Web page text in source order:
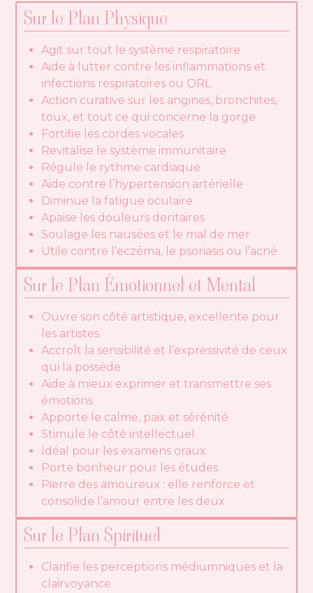
Sur le Plan Physique
Agit sur tout le système respiratoire
Aide à lutter contre les inflammations et
infections respiratoires ou ORL
Action curative sur les angines, bronchites,
toux, et tout ce qui concerne la gorge
Fortifie les cordes vocales
Revitalise le système immunitaire
Régule le rythme cardiaque
Aide contre l’hypertension artérielle
Diminue la fatigue oculaire
Apaise les douleurs dentaires
Soulage les nausées et le mal de mer
Utile contre l’eczéma, le psoriasis ou l’acné
Sur le Plan Émotionnel et Mental
Ouvre son côté artistique, excellente pour
les artistes
Accroît la sensibilité et l’expressivité de ceux
qui la possède
Aide à mieux exprimer et transmettre ses
émotions
Apporte le calme, paix et sérénité
Stimule le côté intellectuel
Idéal pour les examens oraux
Porte bonheur pour les études
Pierre des amoureux : elle renforce et
consolide l’amour entre les deux
Sur le Plan Spirituel
Clarifie les perceptions médiumniques et la
clairvoyance